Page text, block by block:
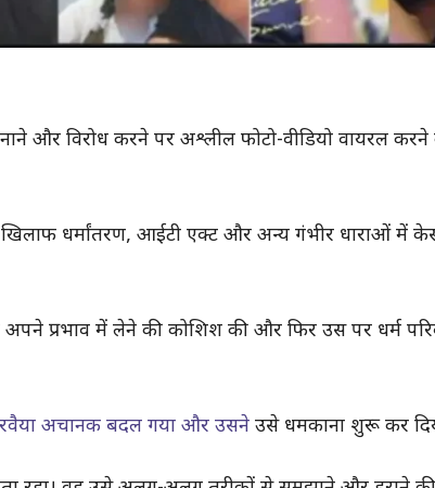
और विरोध करने पर अश्लील फोटो-वीडियो वायरल करने
धर्मांतरण, आईटी एक्ट और अन्य गंभीर धाराओं में
प्रभाव में लेने की कोशिश की और फिर उस पर धर्म
अचानक बदल गया और उसने उसे धमकाना शुरू कर